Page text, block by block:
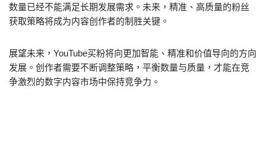
数量已经不能满足长期发展需求。未来，精准、高质量的粉丝
获取策略将成为内容创作者的制胜关键。
展望未来，YouTube买粉将向更加智能、精准和价值导向的方向
发展。创作者需要不断调整策略，平衡数量与质量，才能在竞
争激烈的数字内容市场中保持竞争力。